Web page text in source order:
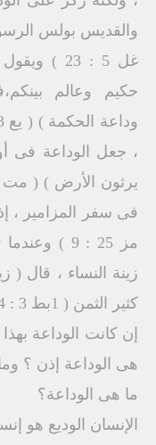
والقديس بولس
غل 5 : 23
حكيم وعالم
فى سفر المزامير ،
مز 25 : 9 )
زينة النساء ، قال (
كثير الثمن ( 1بط 3 : 4 )
إن كانت الوداعة
هى الوداعة إذن ؟
ما هى الوداعة؟
الإنسان الوديع